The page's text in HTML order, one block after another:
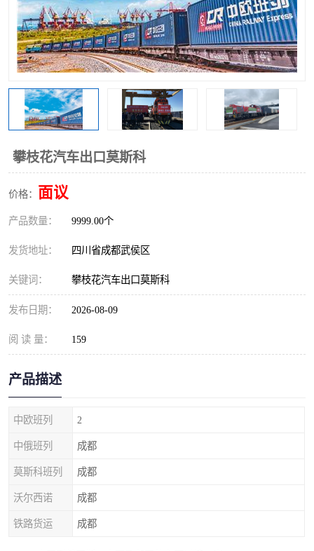
攀枝花汽车出口莫斯科
价格： 面议
产品数量： 9999.00个
发货地址： 四川省成都武侯区
关键词： 攀枝花汽车出口莫斯科
发布日期： 2026-08-09
阅 读 量： 159
产品描述
中欧班列 2
中俄班列 成都
莫斯科班列 成都
沃尔西诺 成都
铁路货运 成都
中俄班列莫斯科